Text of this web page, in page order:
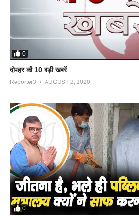
0
दोपहर की 10 बड़ी खबरें
Reporter3 AUGUST 2, 2020
0